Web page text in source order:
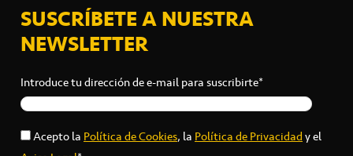
SUSCRÍBETE A NUESTRA
NEWSLETTER
Introduce tu dirección de e-mail para suscribirte*
Acepto laPolítica de Cookies, laPolítica de Privacidady el